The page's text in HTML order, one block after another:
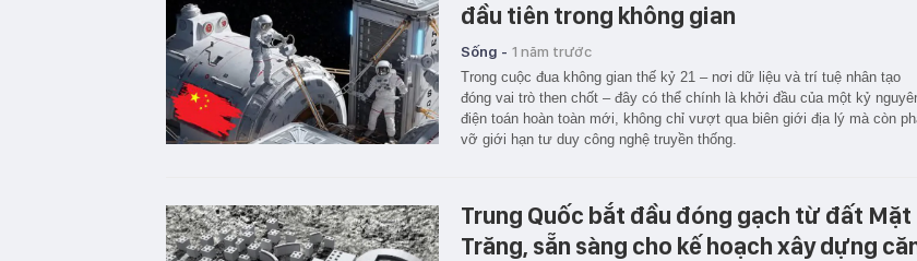
đầu tiên trong không gian
Sống - 1 năm trước
Trong cuộc đua không gian thế kỷ 21 – nơi dữ liệu và trí tuệ nhân tạo
đóng vai trò then chốt – đây có thể chính là khởi đầu của một kỷ
điện toán hoàn toàn mới, không chỉ vượt qua biên giới địa lý mà còn
vỡ giới hạn tư duy công nghệ truyền thống.
Trung Quốc bắt đầu đóng gạch từ đất Mặt
Trăng, sẵn sàng cho kế hoạch xây dựng